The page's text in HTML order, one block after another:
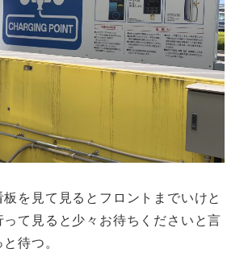
を見て見るとフロントまでいけと
て見ると少々お待ちくださいと言
待つ。